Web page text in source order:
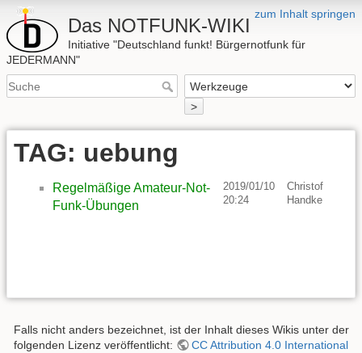
zum Inhalt springen
Das NOTFUNK-WIKI
Initiative "Deutschland funkt! Bürgernotfunk für
JEDERMANN"
>
TAG: uebung
Regelmäßige Amateur-Not-
Funk-Übungen
2019/01/10
20:24
Christof
Handke
Falls nicht anders bezeichnet, ist der Inhalt dieses Wikis unter der
folgenden Lizenz veröffentlicht:
CC Attribution 4.0 International